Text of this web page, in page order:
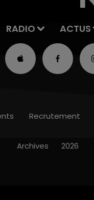
RADIO ACTUS
Recrutement
Archives 2026